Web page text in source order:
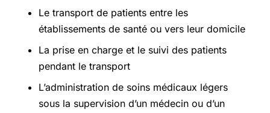
Le transport de patients entre les
établissements de santé ou vers leur domicile
La prise en charge et le suivi des patients
pendant le transport
L’administration de soins médicaux légers
sous la supervision d’un médecin ou d’un